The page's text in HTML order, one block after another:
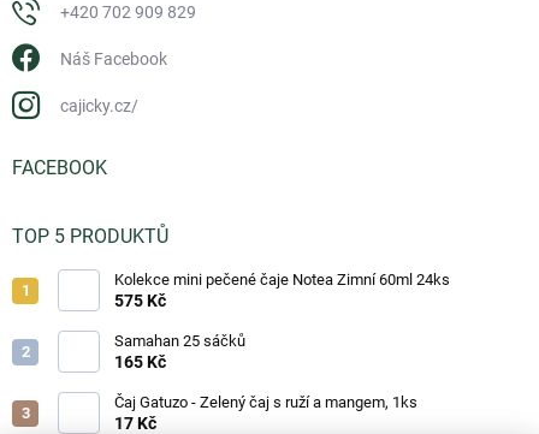
+420 702 909 829
Náš Facebook
cajicky.cz/
FACEBOOK
TOP 5 PRODUKTŮ
Kolekce mini pečené čaje Notea Zimní 60ml 24ks
575 Kč
Samahan 25 sáčků
165 Kč
Čaj Gatuzo - Zelený čaj s ruží a mangem, 1ks
17 Kč